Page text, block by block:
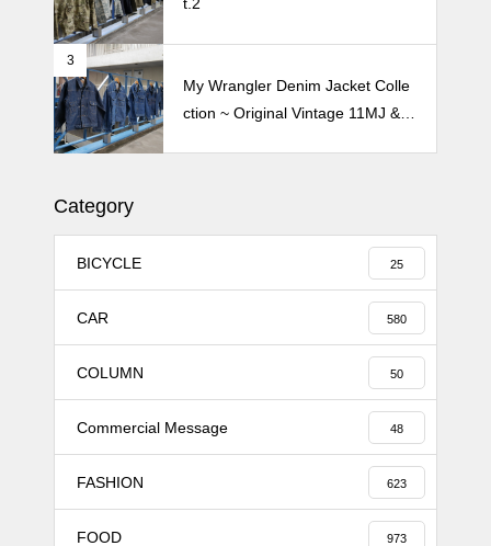
3
My Wrangler Denim Jacket Colle
ction ~ Original Vintage 11MJ & 1
Category
BICYCLE 25
CAR 580
COLUMN 50
Commercial Message 48
FASHION 623
FOOD 973